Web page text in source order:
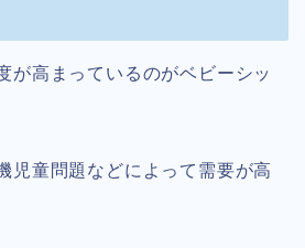
が高まっているのがベビーシッ
児童問題などによって需要が高